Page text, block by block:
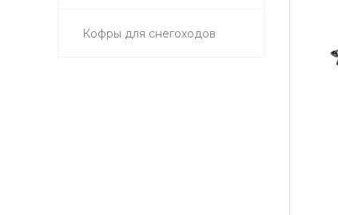
Кофры для снегоходов